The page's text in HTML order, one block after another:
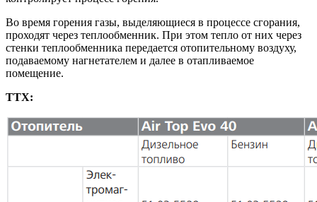
Во время горения газы, выделяющиеся в процессе сгорания,
проходят через теплообменник. При этом тепло от них через
стенки теплообменника передается отопительному воздуху,
подаваемому нагнетателем и далее в отапливаемое
помещение.
ТТХ: